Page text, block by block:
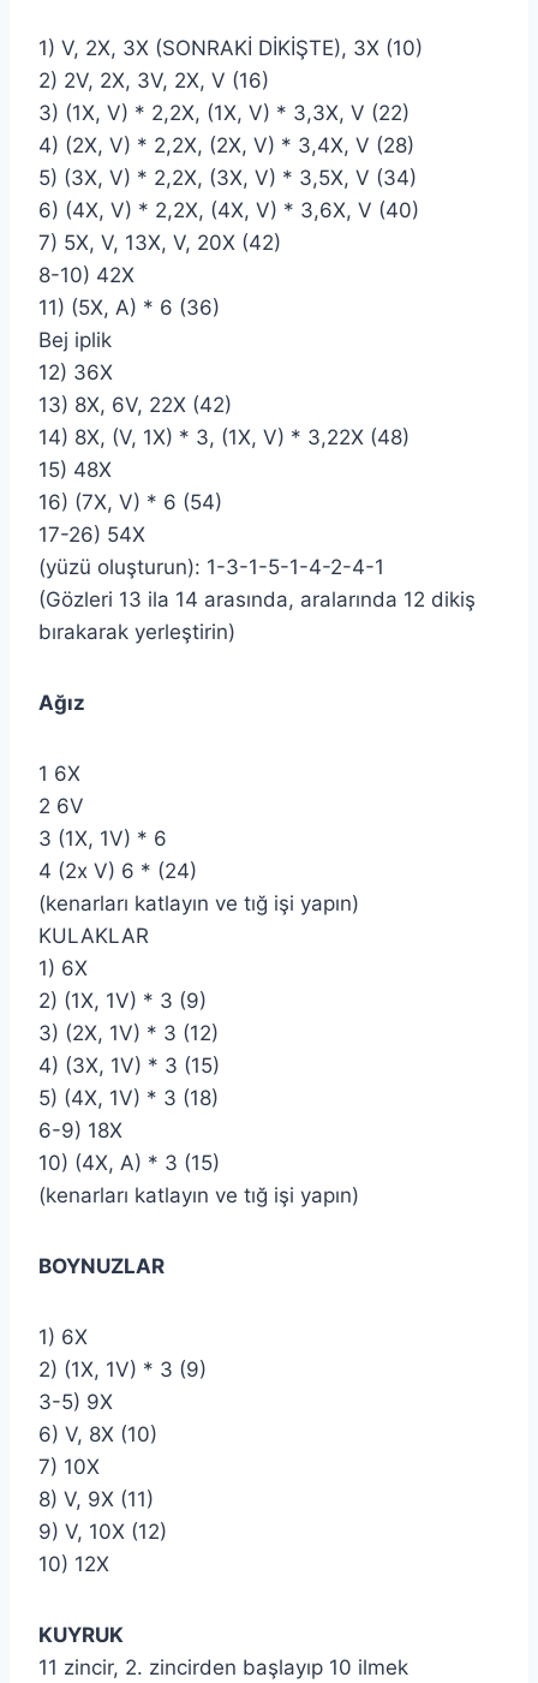
1) V, 2X, 3X (SONRAKİ DİKİŞTE), 3X (10)
2) 2V, 2X, 3V, 2X, V (16)
3) (1X, V) * 2,2X, (1X, V) * 3,3X, V (22)
4) (2X, V) * 2,2X, (2X, V) * 3,4X, V (28)
5) (3X, V) * 2,2X, (3X, V) * 3,5X, V (34)
6) (4X, V) * 2,2X, (4X, V) * 3,6X, V (40)
7) 5X, V, 13X, V, 20X (42)
8-10) 42X
11) (5X, A) * 6 (36)
Bej iplik
12) 36X
13) 8X, 6V, 22X (42)
14) 8X, (V, 1X) * 3, (1X, V) * 3,22X (48)
15) 48X
16) (7X, V) * 6 (54)
17-26) 54X
(yüzü oluşturun): 1-3-1-5-1-4-2-4-1
(Gözleri 13 ila 14 arasında, aralarında 12 dikiş
bırakarak yerleştirin)
Ağız
1 6X
2 6V
3 (1X, 1V) * 6
4 (2x V) 6 * (24)
(kenarları katlayın ve tığ işi yapın)
KULAKLAR
1) 6X
2) (1X, 1V) * 3 (9)
3) (2X, 1V) * 3 (12)
4) (3X, 1V) * 3 (15)
5) (4X, 1V) * 3 (18)
6-9) 18X
10) (4X, A) * 3 (15)
(kenarları katlayın ve tığ işi yapın)
BOYNUZLAR
1) 6X
2) (1X, 1V) * 3 (9)
3-5) 9X
6) V, 8X (10)
7) 10X
8) V, 9X (11)
9) V, 10X (12)
10) 12X
KUYRUK
11 zincir, 2. zincirden başlayıp 10 ilmek